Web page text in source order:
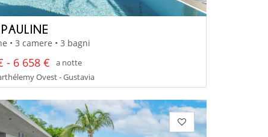
• 3 camere • 3 bagni
- 6 658 €
a notte
Ovest - Gustavia